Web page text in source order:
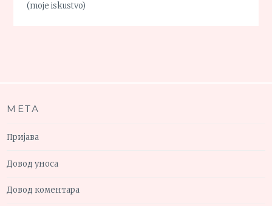
(moje iskustvo)
МЕТА
Пријава
Довод уноса
Довод коментара